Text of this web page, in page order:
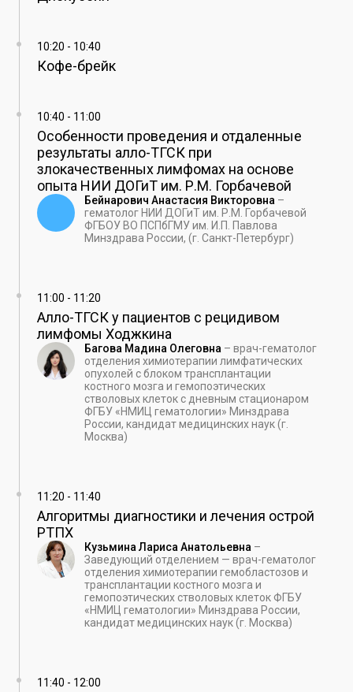
10:20 - 10:40
Кофе-брейк
10:40 - 11:00
Особенности проведения и отдаленные
результаты алло-ТГСК при
злокачественных лимфомах на основе
опыта НИИ ДОГиТ им. Р.М. Горбачевой
Бейнарович Анастасия Викторовна –
гематолог НИИ ДОГиТ им. Р.М. Горбачевой
ФГБОУ ВО ПСПбГМУ им. И.П. Павлова
Минздрава России, (г. Санкт-Петербург)
11:00 - 11:20
Алло-ТГСК у пациентов с рецидивом
лимфомы Ходжкина
Багова Мадина Олеговна – врач-гематолог
отделения химиотерапии лимфатических
опухолей с блоком трансплантации
костного мозга и гемопоэтических
стволовых клеток с дневным стационаром
ФГБУ «НМИЦ гематологии» Минздрава
России, кандидат медицинских наук (г.
Москва)
11:20 - 11:40
Алгоритмы диагностики и лечения острой
РТПХ
Кузьмина Лариса Анатольевна –
Заведующий отделением — врач-гематолог
отделения химиотерапии гемобластозов и
трансплантации костного мозга и
гемопоэтических стволовых клеток ФГБУ
«НМИЦ гематологии» Минздрава России,
кандидат медицинских наук (г. Москва)
11:40 - 12:00